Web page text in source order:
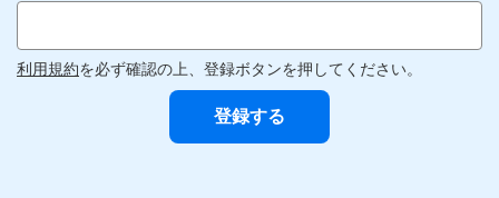
利用規約を必ず確認の上、登録ボタンを押してください。